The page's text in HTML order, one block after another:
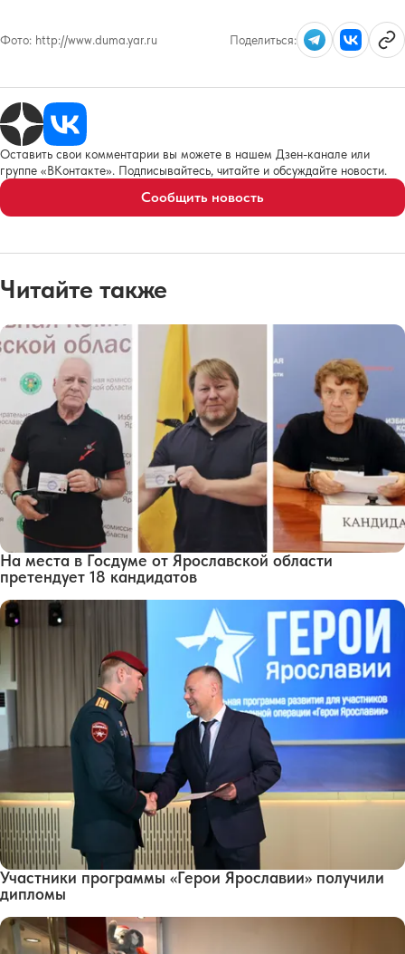
Фото: http://www.duma.yar.ru Поделиться:
Оставить свои комментарии вы можете в нашем Дзен-канале или
группе «ВКонтакте». Подписывайтесь, читайте и обсуждайте новости.
Сообщить новость
Читайте также
На места в Госдуме от Ярославской области
претендует 18 кандидатов
Участники программы «Герои Ярославии» получили
дипломы